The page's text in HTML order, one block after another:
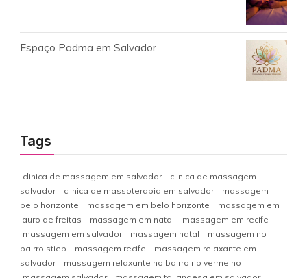
Espaço Padma em Salvador
Tags
clinica de massagem em salvador
clinica de massagem
salvador
clinica de massoterapia em salvador
massagem
belo horizonte
massagem em belo horizonte
massagem em
lauro de freitas
massagem em natal
massagem em recife
massagem em salvador
massagem natal
massagem no
bairro stiep
massagem recife
massagem relaxante em
salvador
massagem relaxante no bairro rio vermelho